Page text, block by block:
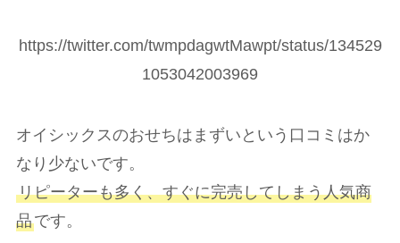
https://twitter.com/twmpdagwtMawpt/status/134529
1053042003969
オイシックスのおせちはまずいという口コミはか
なり少ないです。
リピーターも多く、すぐに完売してしまう人気商
品です。